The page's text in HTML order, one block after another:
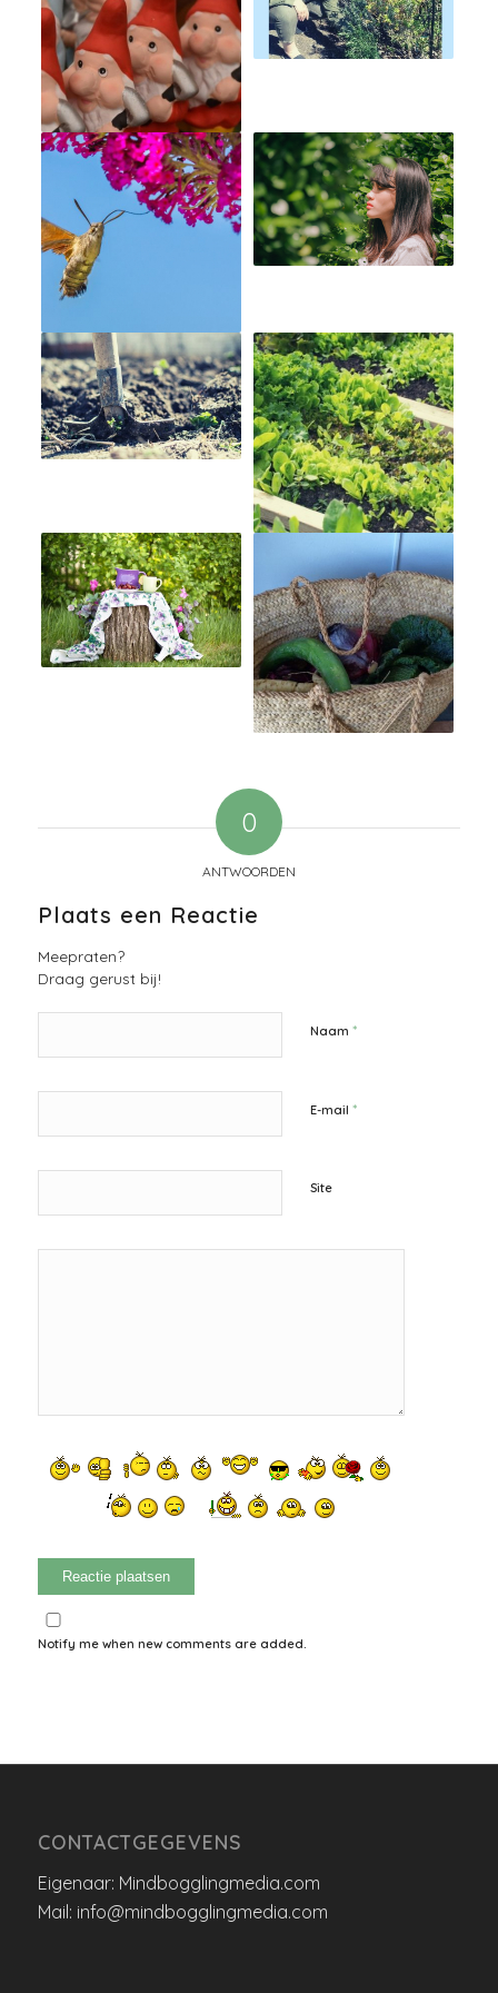
0
ANTWOORDEN
Plaats een Reactie
Meepraten?
Draag gerust bij!
Naam *
E-mail *
Site
Notify me when new comments are added.
CONTACTGEGEVENS
Eigenaar: Mindbogglingmedia.com
Mail: info@mindbogglingmedia.com